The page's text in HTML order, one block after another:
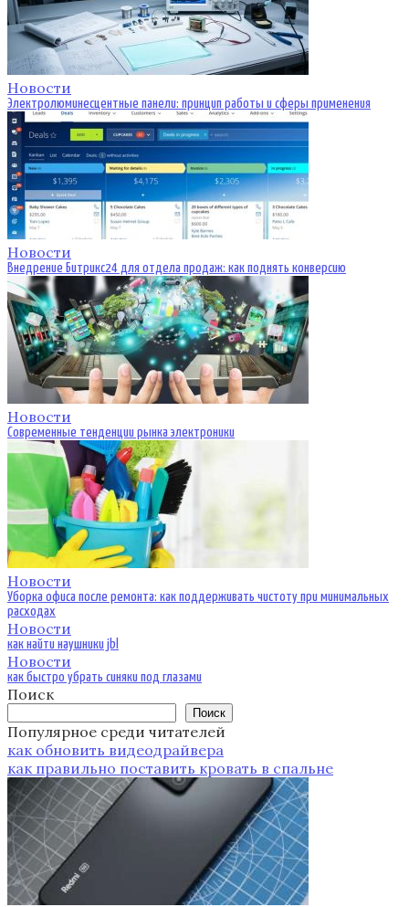
Новости
Электролюминесцентные панели: принцип работы и сферы применения
Новости
Внедрение Битрикс24 для отдела продаж: как поднять конверсию
Новости
Современные тенденции рынка электроники
Новости
Уборка офиса после ремонта: как поддерживать чистоту при минимальных
расходах
Новости
как найти наушники jbl
Новости
как быстро убрать синяки под глазами
Поиск
Поиск
Популярное среди читателей
как обновить видеодрайвера
как правильно поставить кровать в спальне